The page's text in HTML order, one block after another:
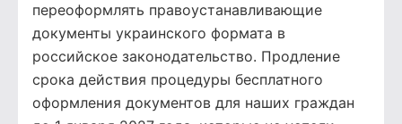
переоформлять правоустанавливающие
документы украинского формата в
российское законодательство. Продление
срока действия процедуры бесплатного
оформления документов для наших граждан